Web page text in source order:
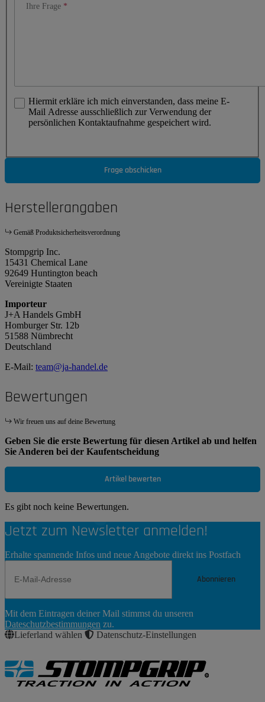
Ihre Frage
Hiermit erkläre ich mich einverstanden, dass meine E-
Mail Adresse ausschließlich zur Verwendung der
persönlichen Kontaktaufnahme gespeichert wird.
Frage abschicken
Herstellerangaben
Gemäß Produktsicherheitsverordnung
Stompgrip Inc.
15431 Chemical Lane
92649 Huntington beach
Vereinigte Staaten
Importeur
J+A Handels GmbH
Homburger Str. 12b
51588 Nümbrecht
Deutschland
E-Mail: team@ja-handel.de
Bewertungen
Wir freuen uns auf deine Bewertung
Geben Sie die erste Bewertung für diesen Artikel ab und helfen
Sie Anderen bei der Kaufentscheidung
Artikel bewerten
Es gibt noch keine Bewertungen.
Jetzt zum Newsletter anmelden!
Erhalte spannende Infos und neue Angebote direkt ins Postfach
Abonnieren
Abonnieren
Mit dem Eintragen deiner Mail stimmst du unseren
Dateschutzbestimmungen zu.
Lieferland wählen
Datenschutz-Einstellungen